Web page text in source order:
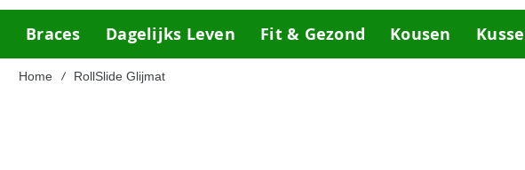
Braces Dagelijks Leven Fit & Gezond Kousen
Home RollSlide Glijmat